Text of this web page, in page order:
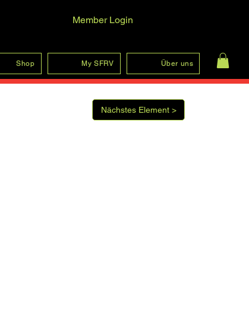
Anmelden
Member Login
Shop My SFRV Über uns
Nächstes Element >